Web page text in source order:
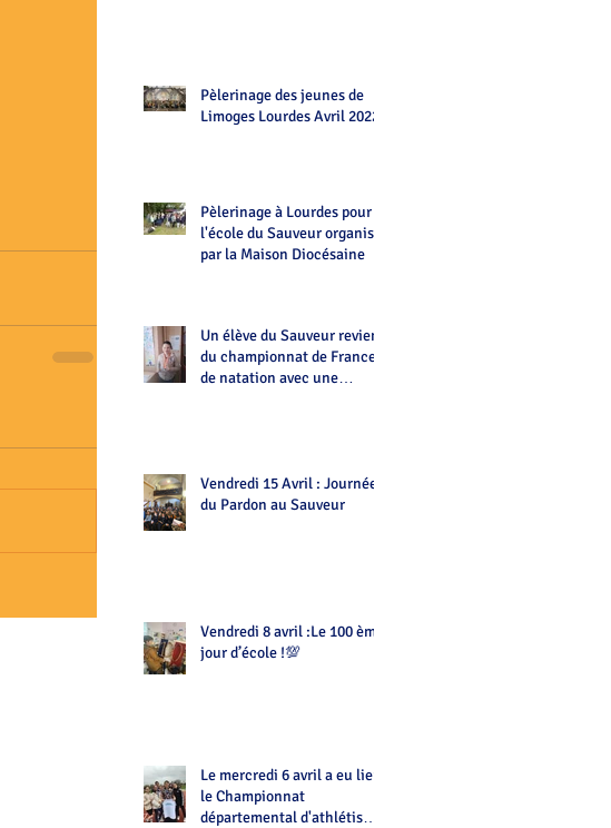
Pèlerinage des jeunes de
Limoges Lourdes Avril 2022
Pèlerinage à Lourdes pour
l'école du Sauveur organisé
par la Maison Diocésaine
Un élève du Sauveur revient
du championnat de France
de natation avec une
Vendredi 15 Avril : Journée
du Pardon au Sauveur
Vendredi 8 avril :Le 100 ème
jour d’école !💯
Le mercredi 6 avril a eu lieu
le Championnat
départemental d'athlétisme